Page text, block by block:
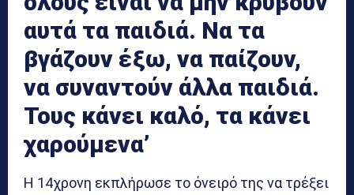
αυτά τα παιδιά. Να τα
βγάζουν έξω, να παίζουν,
να συναντούν άλλα παιδιά.
Τους κάνει καλό, τα κάνει
χαρούμενα’
Η 14χρονη εκπλήρωσε το όνειρό της να τρέξει